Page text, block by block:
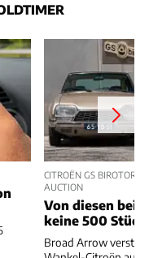
CITROËN GS BIROTOR
AUCTION
Von diesen
keine 500 Stück
Broad Arrow